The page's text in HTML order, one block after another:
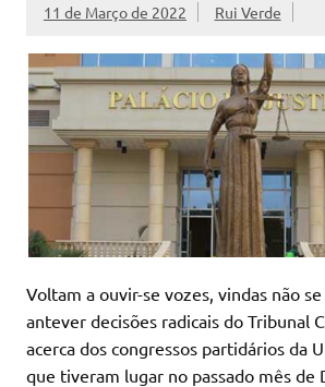
11 de Março de 2022 Rui Verde
Voltam a ouvir-se vozes, vindas não
antever decisões radicais do Tribunal
acerca dos congressos partidários da
que tiveram lugar no passado mês de